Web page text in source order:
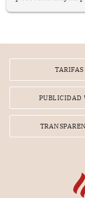
por la frustrada
TARIFAS
PUBLICIDAD